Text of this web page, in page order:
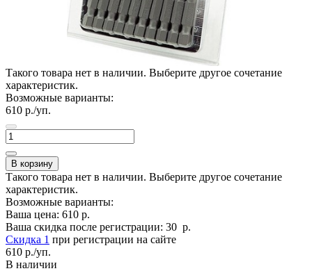
Такого товара нет в наличии. Выберите другое сочетание
характеристик.
Возможные варианты:
610 р./уп.
В корзину
Такого товара нет в наличии. Выберите другое сочетание
характеристик.
Возможные варианты:
Ваша цена: 610 р.
Ваша скидка после регистрации: 30 р.
Скидка 1 при регистрации на сайте
610 р./уп.
В наличии